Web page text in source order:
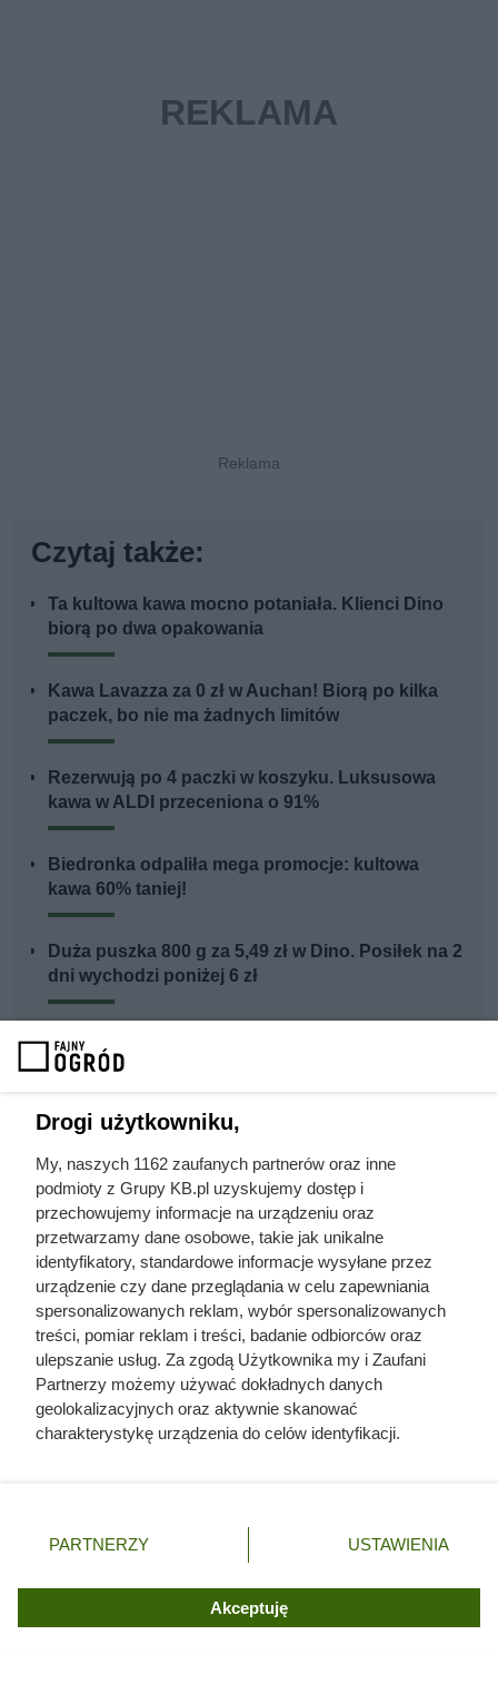
Czytaj także:
Ta kultowa kawa mocno potaniała. Klienci Dino
biorą po dwa opakowania
Kawa Lavazza za 0 zł w Auchan! Biorą po kilka
paczek, bo nie ma żadnych limitów
Rezerwują po 4 paczki w koszyku. Luksusowa
kawa w ALDI przeceniona o 91%
Biedronka odpaliła mega promocje: kultowa
kawa 60% taniej!
Duża puszka 800 g za 5,49 zł w Dino. Posiłek na 2
dni wychodzi poniżej 6 zł
Carrefour szaleje z promocjami. Tak taniej kawy
dawno nie było!
Kat w spódnicy. Najokrutniejsza
Drogi użytkowniku,
My, naszych 1162 zaufanych partnerów oraz inne
podmioty z Grupy KB.pl uzyskujemy dostęp i
przechowujemy informacje na urządzeniu oraz
przetwarzamy dane osobowe, takie jak unikalne
identyfikatory, standardowe informacje wysyłane przez
urządzenie czy dane przeglądania w celu zapewniania
spersonalizowanych reklam, wybór spersonalizowanych
treści, pomiar reklam i treści, badanie odbiorców oraz
ulepszanie usług. Za zgodą Użytkownika my i Zaufani
Partnerzy możemy używać dokładnych danych
geolokalizacyjnych oraz aktywnie skanować
charakterystykę urządzenia do celów identyfikacji.
zmienić/wycofać klikając przycisk ustawień prywatności
znajdujący się w lewym dolnym rogu strony. Niektóre
użytkownika, ale masz prawo sprzeciwić się takiemu
przetwarzaniu. Preferencje będą miały zastosowania tylko
PARTNERZY USTAWIENIA
Akceptuję